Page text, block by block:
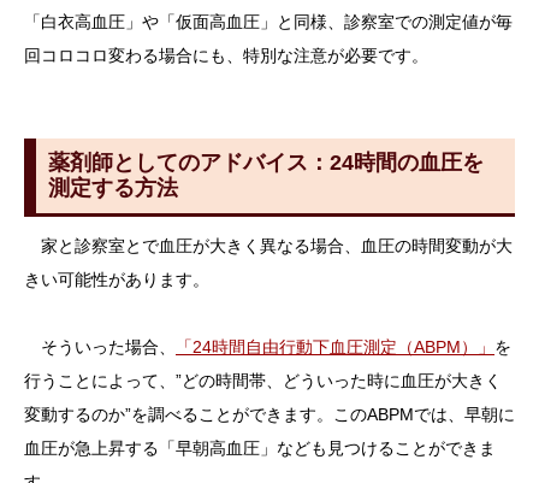
「白衣高血圧」や「仮面高血圧」と同様、診察室での測定値が毎
回コロコロ変わる場合にも、特別な注意が必要です。
薬剤師としてのアドバイス：24時間の血圧を
測定する方法
家と診察室とで血圧が大きく異なる場合、血圧の時間変動が大
きい可能性があります。
そういった場合、 「24時間自由行動下血圧測定（ABPM）」 を
行うことによって、”どの時間帯、どういった時に血圧が大きく
変動するのか”を調べることができます。このABPMでは、早朝に
血圧が急上昇する「早朝高血圧」なども見つけることができま